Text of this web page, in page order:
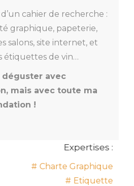
cahier de recherche :
graphique, papeterie,
salons, site internet, et
étiquettes de vin…
déguster avec
mais avec toute ma
!
Expertises :
Charte Graphique
Etiquette